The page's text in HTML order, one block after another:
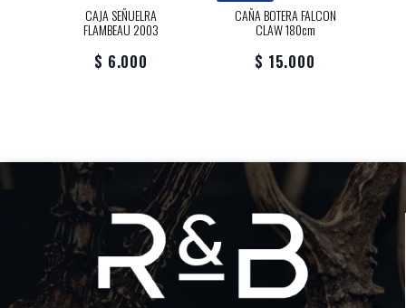
CAJA SEÑUELRA
FLAMBEAU 2003
$ 6.000
CAÑA BOTERA FALCON
CLAW 180cm
$ 15.000